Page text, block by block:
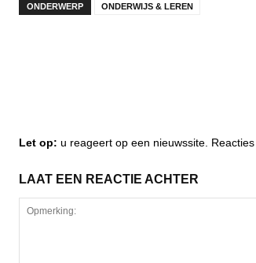
ONDERWERP ONDERWIJS & LEREN
Let op: u reageert op een nieuwssite.
LAAT EEN REACTIE ACHTER